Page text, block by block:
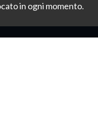
in ogni momento.